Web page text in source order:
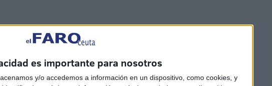
es importante para nosotros
y/o accedemos a información en un dispositivo, como cookies, y
deben mostrar buena voluntad, ganas